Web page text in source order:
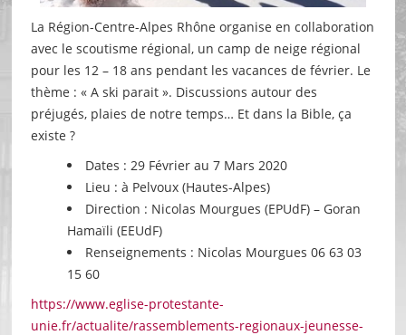
La Région-Centre-Alpes Rhône organise en collaboration
avec le scoutisme régional, un camp de neige régional
pour les 12 – 18 ans pendant les vacances de février. Le
thème : « A ski parait ». Discussions autour des
préjugés, plaies de notre temps… Et dans la Bible, ça
existe ?
Dates : 29 Février au 7 Mars 2020
Lieu : à Pelvoux (Hautes-Alpes)
Direction : Nicolas Mourgues (EPUdF) – Goran
Hamaïli (EEUdF)
Renseignements : Nicolas Mourgues 06 63 03
15 60
https://www.eglise-protestante-
unie.fr/actualite/rassemblements-regionaux-jeunesse-